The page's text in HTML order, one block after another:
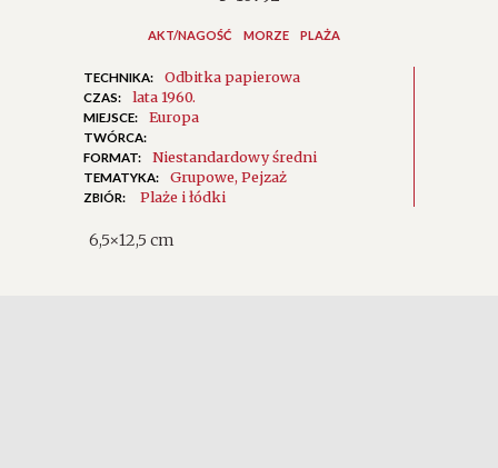
AKT/NAGOŚĆ MORZE PLAŻA
TECHNIKA: Odbitka papierowa
CZAS: lata 1960.
MIEJSCE: Europa
TWÓRCA:
FORMAT:
Niestandardowy średni
TEMATYKA: Grupowe Pejzaż
ZBIÓR: Plaże i łódki
6,5×12,5 cm